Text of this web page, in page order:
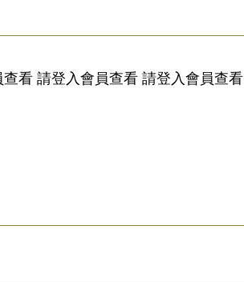
看 請登入會員查看 請登入會員查看